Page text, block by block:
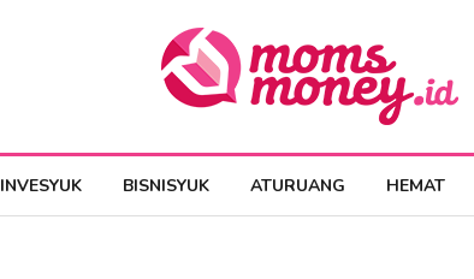
INVESYUK BISNISYUK ATURUANG HEMAT